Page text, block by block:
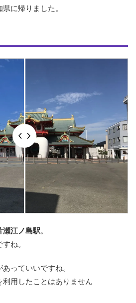
に帰りました。
瀬江ノ島駅。
ね。
っていいですね。
用したことはありません